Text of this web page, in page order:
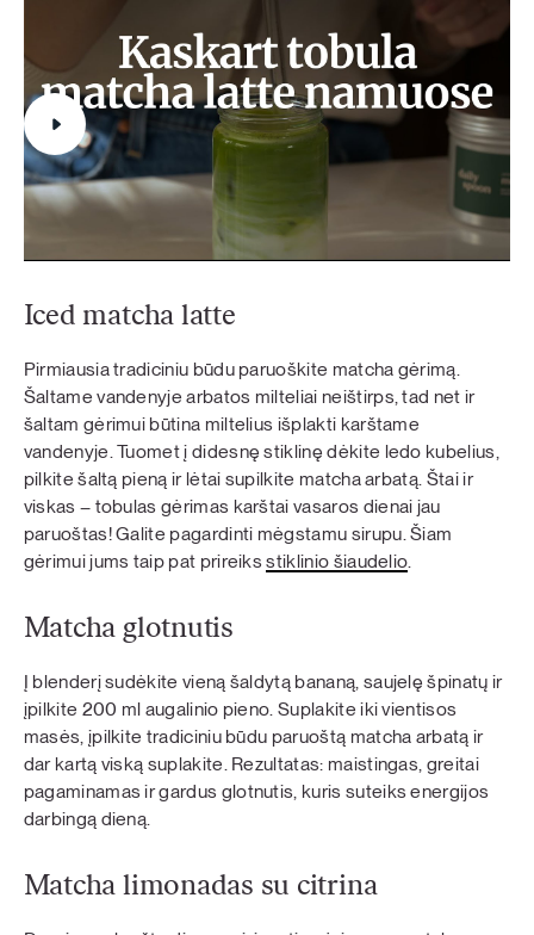
Iced matcha latte
Pirmiausia tradiciniu būdu paruoškite matcha gėrimą.
Šaltame vandenyje arbatos milteliai neištirps, tad net ir
šaltam gėrimui būtina miltelius išplakti karštame
vandenyje. Tuomet į didesnę stiklinę dėkite ledo kubelius,
pilkite šaltą pieną ir lėtai supilkite matcha arbatą. Štai ir
viskas – tobulas gėrimas karštai vasaros dienai jau
paruoštas! Galite pagardinti mėgstamu sirupu. Šiam
gėrimui jums taip pat prireiksstiklinio šiaudelio
Matcha glotnutis
Į blenderį sudėkite vieną šaldytą bananą, saujelę špinatų ir
įpilkite 200 ml augalinio pieno. Suplakite iki vientisos
masės, įpilkite tradiciniu būdu paruoštą matcha arbatą ir
dar kartą viską suplakite. Rezultatas: maistingas, greitai
pagaminamas ir gardus glotnutis, kuris suteiks energijos
darbingą dieną.
Matcha limonadas su citrina